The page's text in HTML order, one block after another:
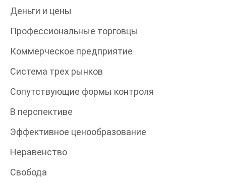
Деньги и цены
Профессиональные торговцы
Коммерческое предприятие
Система трех рынков
Сопутствующие формы контроля
В перспективе
Эффективное ценообразование
Неравенство
Свобода